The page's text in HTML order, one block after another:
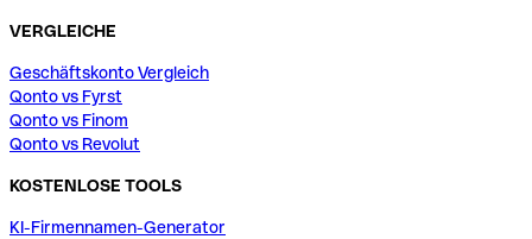
VERGLEICHE
Geschäftskonto Vergleich
Qonto vs Fyrst
Qonto vs Finom
Qonto vs Revolut
KOSTENLOSE TOOLS
KI-Firmennamen-Generator